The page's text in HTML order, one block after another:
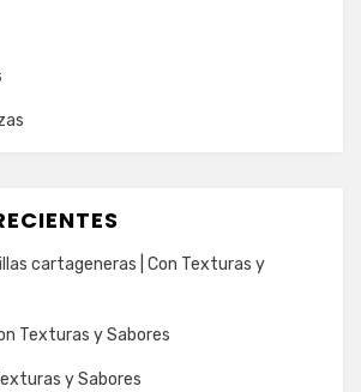
cartageneras | Con Texturas y
Texturas y Sabores
y Sabores